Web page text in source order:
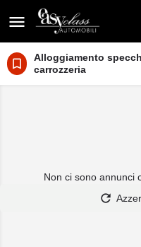
Alloggiamento
carrozzeria
Non ci sono annunci